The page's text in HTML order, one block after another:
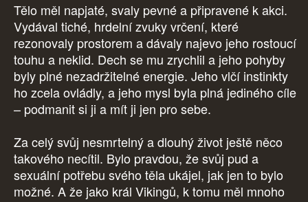
Tělo měl napjaté, svaly pevné a připravené k akci.
Vydával tiché, hrdelní zvuky vrčení, které
rezonovaly prostorem a dávaly najevo jeho rostoucí
touhu a neklid. Dech se mu zrychlil a jeho pohyby
byly plné nezadržitelné energie. Jeho vlčí instinkty
ho zcela ovládly, a jeho mysl byla plná jediného cíle
– podmanit si ji a mít ji jen pro sebe.
Za celý svůj nesmrtelný a dlouhý život ještě něco
takového necítil. Bylo pravdou, že svůj pud a
sexuální potřebu svého těla ukájel, jak jen to bylo
možné. A že jako král Vikingů, k tomu měl mnoho